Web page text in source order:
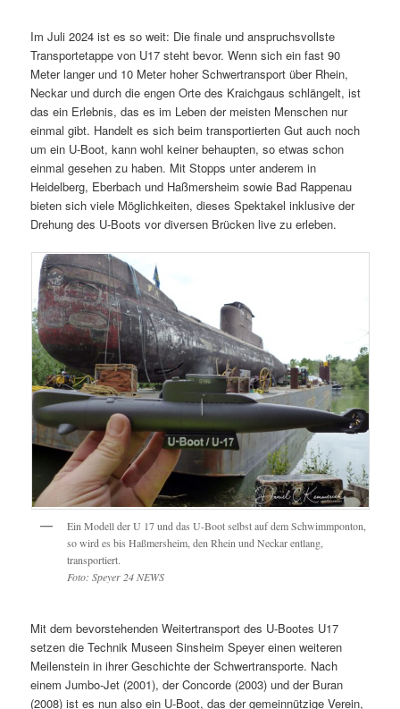
Im Juli 2024 ist es so weit: Die finale und anspruchsvollste
Transportetappe von U17 steht bevor. Wenn sich ein fast 90
Meter langer und 10 Meter hoher Schwertransport über Rhein,
Neckar und durch die engen Orte des Kraichgaus schlängelt, ist
das ein Erlebnis, das es im Leben der meisten Menschen nur
einmal gibt. Handelt es sich beim transportierten Gut auch noch
um ein U-Boot, kann wohl keiner behaupten, so etwas schon
einmal gesehen zu haben. Mit Stopps unter anderem in
Heidelberg, Eberbach und Haßmersheim sowie Bad Rappenau
bieten sich viele Möglichkeiten, dieses Spektakel inklusive der
Drehung des U-Boots vor diversen Brücken live zu erleben.
Ein Modell der U 17 und das U-Boot selbst auf dem Schwimmponton,
so wird es bis Haßmersheim, den Rhein und Neckar entlang,
transportiert.
Foto: Speyer 24 NEWS
Mit dem bevorstehenden Weitertransport des U-Bootes U17
setzen die Technik Museen Sinsheim Speyer einen weiteren
Meilenstein in ihrer Geschichte der Schwertransporte. Nach
einem Jumbo-Jet (2001), der Concorde (2003) und der Buran
(2008) ist es nun also ein U-Boot, das der gemeinnützige Verein,